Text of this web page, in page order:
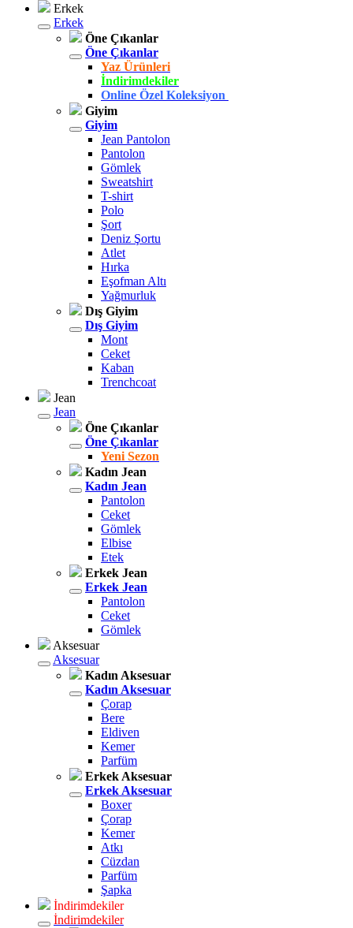
Erkek
Erkek
Öne Çıkanlar
Öne Çıkanlar
Yaz Ürünleri
İndirimdekiler
Online Özel Koleksiyon
Giyim
Giyim
Jean Pantolon
Pantolon
Gömlek
Sweatshirt
T-shirt
Polo
Şort
Deniz Şortu
Atlet
Hırka
Eşofman Altı
Yağmurluk
Dış Giyim
Dış Giyim
Mont
Ceket
Kaban
Trenchcoat
Jean
Jean
Öne Çıkanlar
Öne Çıkanlar
Yeni Sezon
Kadın Jean
Kadın Jean
Pantolon
Ceket
Gömlek
Elbise
Etek
Erkek Jean
Erkek Jean
Pantolon
Ceket
Gömlek
Aksesuar
Aksesuar
Kadın Aksesuar
Kadın Aksesuar
Çorap
Bere
Eldiven
Kemer
Parfüm
Erkek Aksesuar
Erkek Aksesuar
Boxer
Çorap
Kemer
Atkı
Cüzdan
Parfüm
Şapka
İndirimdekiler
İndirimdekiler